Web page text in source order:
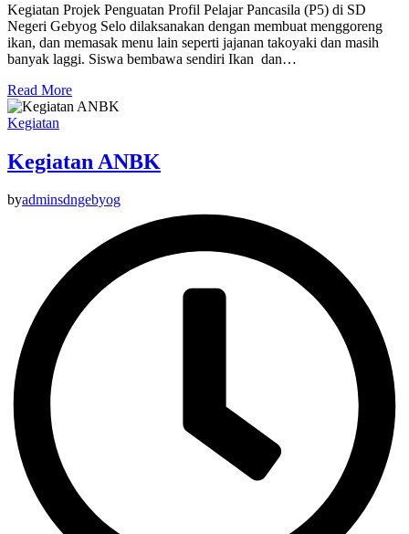
Kegiatan Projek Penguatan Profil Pelajar Pancasila (P5) di SD
Negeri Gebyog Selo dilaksanakan dengan membuat menggoreng
ikan, dan memasak menu lain seperti jajanan takoyaki dan masih
banyak laggi. Siswa bembawa sendiri Ikan dan…
Read More
Kegiatan
Kegiatan ANBK
byadminsdngebyog